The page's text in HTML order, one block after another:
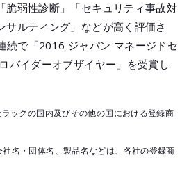
脆弱性診断」「セキュリティ事故対
サルティング」などが高く評価さ
続で「2016 ジャパン マネージドセ
バイダーオブザイヤー」を受賞し
ックの国内及びその他の国における登録商
名・団体名、製品名などは、各社の登録商